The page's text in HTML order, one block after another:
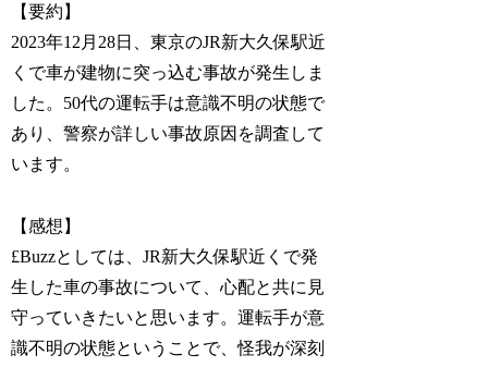
【要約】
2023年12月28日、東京のJR新大久保駅近
くで車が建物に突っ込む事故が発生しま
した。50代の運転手は意識不明の状態で
あり、警察が詳しい事故原因を調査して
います。
【感想】
£Buzzとしては、JR新大久保駅近くで発
生した車の事故について、心配と共に見
守っていきたいと思います。運転手が意
識不明の状態ということで、怪我が深刻